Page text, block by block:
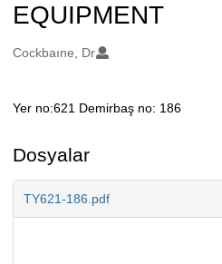
EQUIPMENT
Oluşturanlar
Cockbaıne, Dr
Açıklama
Yer no:621 Demirbaş no: 186
Dosyalar
TY621-186.pdf